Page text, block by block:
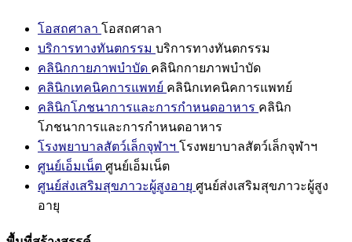
โอสถศาลา โอสถศาลา
บริการทางทันตกรรม บริการทางทันตกรรม
คลินิกกายภาพบำบัด คลินิกกายภาพบำบัด
คลินิกเทคนิคการแพทย์ คลินิกเทคนิคการแพทย์
คลินิกโภชนาการและการกำหนดอาหาร คลินิก
โภชนาการและการกำหนดอาหาร
โรงพยาบาลสัตว์เล็กจุฬาฯ โรงพยาบาลสัตว์เล็กจุฬาฯ
ศูนย์เอ็มเน็ต ศูนย์เอ็มเน็ต
ศูนย์ส่งเสริมสุขภาวะผู้สูงอายุ ศูนย์ส่งเสริมสุขภาวะผู้สูง
อายุ